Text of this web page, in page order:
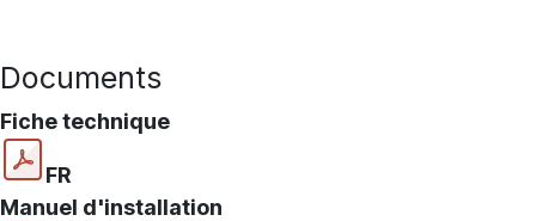
Documents
Fiche technique
FR
Manuel d'installation